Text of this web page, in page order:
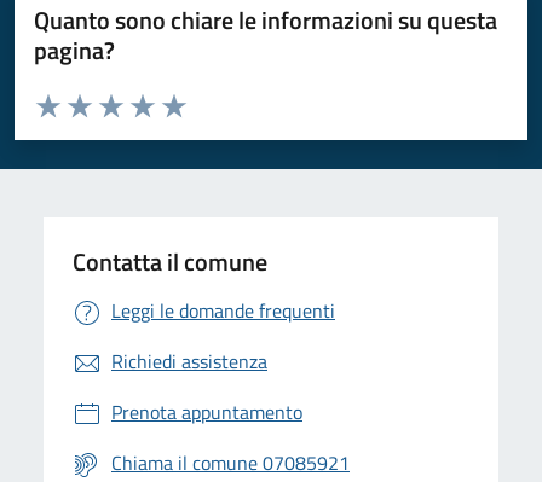
Quanto sono chiare le informazioni su questa
pagina?
Valuta da 1 a 5 stelle la pagina
Valuta 5 stelle su 5
Valuta 4 stelle su 5
Valuta 3 stelle su 5
Valuta 2 stelle su 5
Valuta 1 stelle su 5
Contatta il comune
Leggi le domande frequenti
Richiedi assistenza
Prenota appuntamento
Chiama il comune 07085921